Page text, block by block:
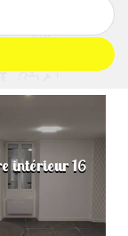
intérieur 16